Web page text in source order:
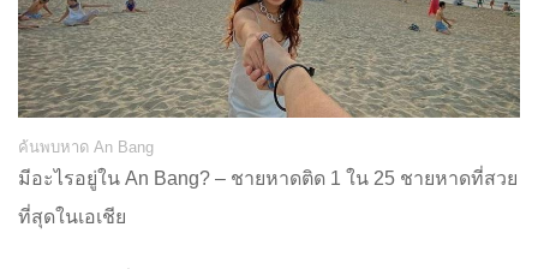
ค้นพบหาด An Bang
มีอะไรอยู่ใน An Bang? – ชายหาดติด 1 ใน 25 ชายหาดที่สวย
ที่สุดในเอเชีย